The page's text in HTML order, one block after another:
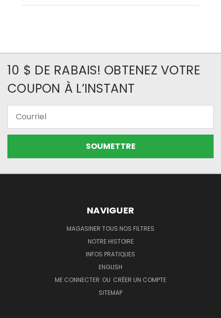
10 $ DE RABAIS! OBTENEZ VOTRE
COUPON À L’INSTANT
NAVIGUER
MAGASINER TOUS NOS FILTRES
NOTRE HISTOIRE
INFOS PRATIQUES
ENGLISH
ME CONNECTER OU CRÉER UN COMPTE
SITEMAP